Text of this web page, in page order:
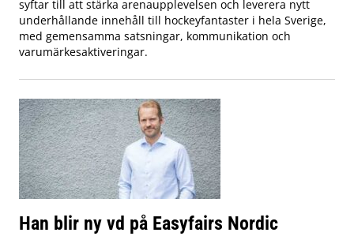
syftar till att stärka arenaupplevelsen och leverera nytt
underhållande innehåll till hockeyfantaster i hela Sverige,
med gemensamma satsningar, kommunikation och
varumärkesaktiveringar.
Han blir ny vd på Easyfairs Nordic